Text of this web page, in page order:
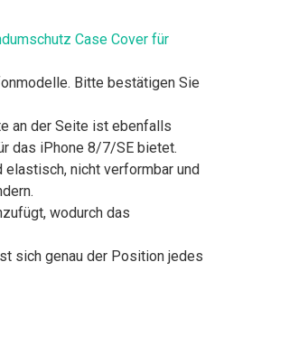
Case Cover für
Bitte bestätigen Sie
an der Seite ist ebenfalls
das iPhone 8/7/SE bietet.
elastisch, nicht verformbar und
wodurch das
sich genau der Position jedes